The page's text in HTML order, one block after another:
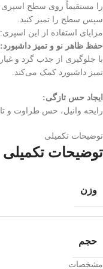
را مستقیماً روی سطح اسپری
سپس سطح را تمیز کنید.
مزایای استفاده از این اسپری:
حفظ ظاهر نو و تمیز داشبورد:
با جلوگیری از جذب گرد و
تمیز داشبورد کمک می‌کند.
ایجاد حس تازگی:
رایحه وانیل، حس طراوت و
توضیحات تکمیلی
توضیحات تکمیلی
وزن
حجم
مشخصات